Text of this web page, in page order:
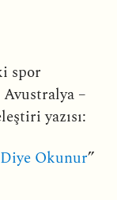
spor
Avustralya –
yazısı:
Okunur”